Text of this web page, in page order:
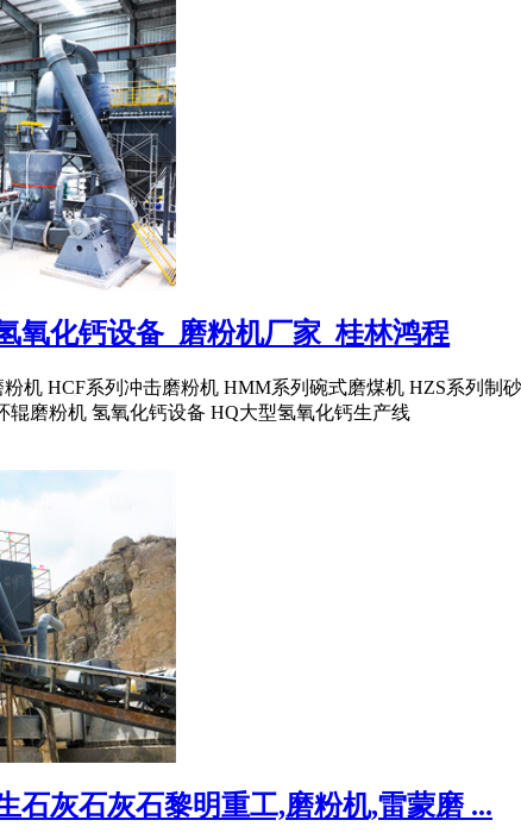
氧化钙设备_磨粉机厂家_桂林鸿程
机 HCF系列冲击磨粉机 HMM系列碗式磨煤机 HZS系列
辊磨粉机 氢氧化钙设备 HQ大型氢氧化钙生产线
石灰石灰石黎明重工,磨粉机,雷蒙磨 ...